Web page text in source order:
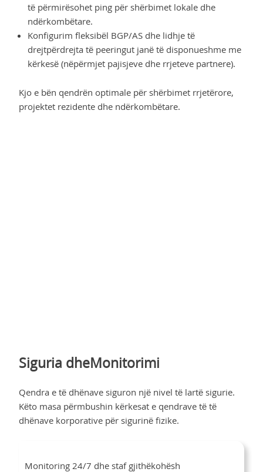
të përmirësohet ping për shërbimet lokale dhe
ndërkombëtare.
Konfigurim fleksibël BGP/AS dhe lidhje të
drejtpërdrejta të peeringut janë të disponueshme me
kërkesë (nëpërmjet pajisjeve dhe rrjeteve partnere).
Kjo e bën qendrën optimale për shërbimet rrjetërore,
projektet rezidente dhe ndërkombëtare.
Siguria dheMonitorimi
Qendra e të dhënave siguron një nivel të lartë sigurie.
Këto masa përmbushin kërkesat e qendrave të të
dhënave korporative për sigurinë fizike.
Monitoring 24/7 dhe staf gjithëkohësh